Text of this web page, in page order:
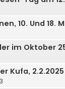
10. Und 18.
im Oktober
Kufa, 2.2.2025